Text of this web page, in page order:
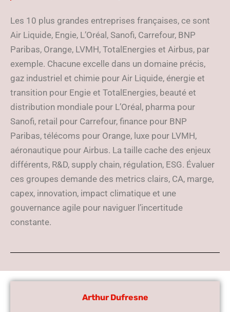
Les 10 plus grandes entreprises françaises, ce sont
Air Liquide, Engie, L’Oréal, Sanofi, Carrefour, BNP
Paribas, Orange, LVMH, TotalEnergies et Airbus, par
exemple. Chacune excelle dans un domaine précis,
gaz industriel et chimie pour Air Liquide, énergie et
transition pour Engie et TotalEnergies, beauté et
distribution mondiale pour L’Oréal, pharma pour
Sanofi, retail pour Carrefour, finance pour BNP
Paribas, télécoms pour Orange, luxe pour LVMH,
aéronautique pour Airbus. La taille cache des enjeux
différents, R&D, supply chain, régulation, ESG. Évaluer
ces groupes demande des metrics clairs, CA, marge,
capex, innovation, impact climatique et une
gouvernance agile pour naviguer l’incertitude
constante.
Arthur Dufresne